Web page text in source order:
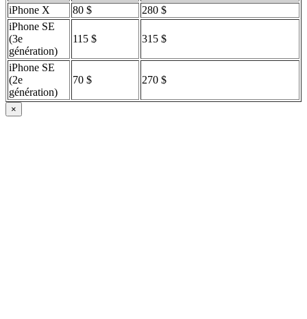
iPhone X
80 $
280 $
iPhone SE
(3e
génération)
115 $ 315 $
iPhone SE
(2e
génération)
70 $ 270 $
×